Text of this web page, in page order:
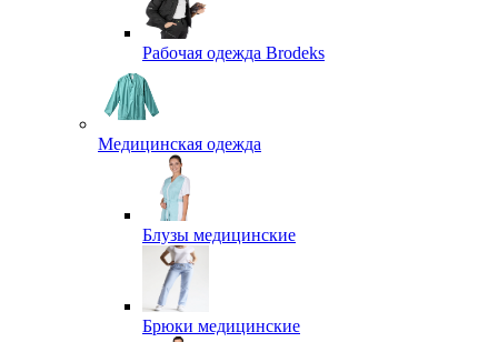
Рабочая одежда Brodeks
Медицинская одежда
Блузы медицинские
Брюки медицинские